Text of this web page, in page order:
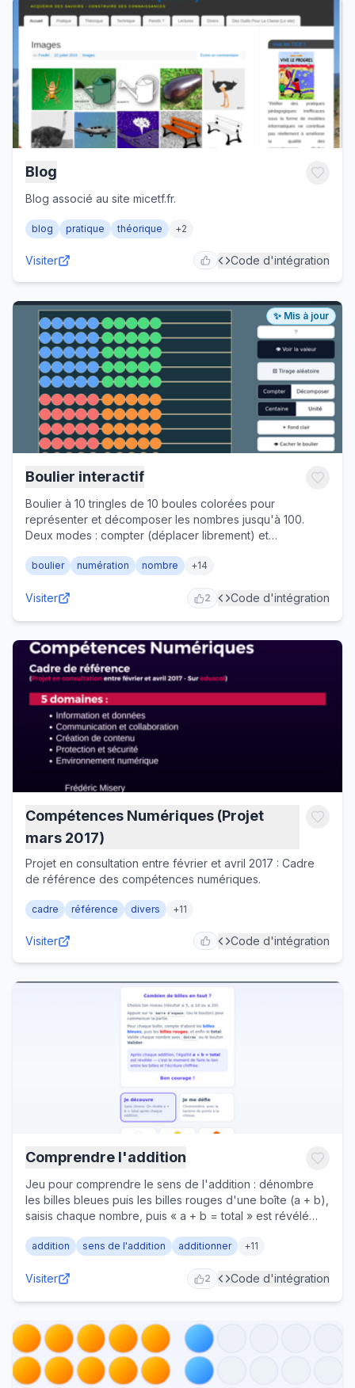
Blog
Blog associé au site micetf.fr.
blog pratique théorique +2
Visiter Code d'intégration
✨ Mis à jour
Boulier interactif
Boulier à 10 tringles de 10 boules colorées pour
représenter et décomposer les nombres jusqu'à 100.
Deux modes : compter (déplacer librement) et
Représentation centaine (entier 0-100) ou unité (décimal
aléatoire, fond clair/sombre, téléchargement PNG. Cycle
boulier numération nombre +14
Visiter 2 Code d'intégration
Compétences Numériques (Projet
mars 2017)
Projet en consultation entre février et avril 2017 : Cadre
de référence des compétences numériques.
cadre référence divers +11
Visiter Code d'intégration
Comprendre l'addition
Jeu pour comprendre le sens de l'addition : dénombre
les billes bleues puis les billes rouges d'une boîte (a + b),
saisis chaque nombre, puis « a + b = total » est révélé
Niveaux résultat ≤ 5, ≤ 10 ou ≤ 20, mode « Je découvre »
addition sens de l'addition additionner +11
Visiter 2 Code d'intégration